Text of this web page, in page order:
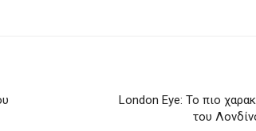
London Eye: Το πιο
του